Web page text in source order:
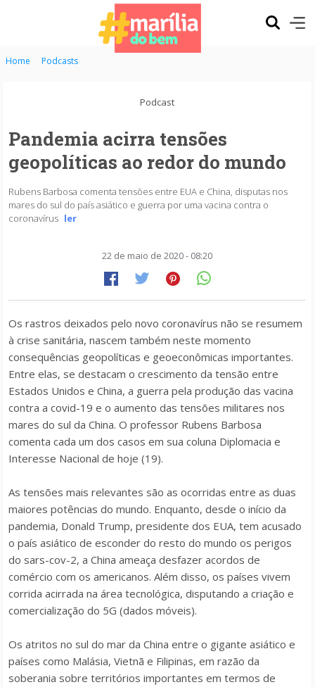
Home Podcasts
Podcast
Pandemia acirra tensões
geopolíticas ao redor do mundo
Rubens Barbosa comenta tensões entre EUA e China, disputas nos
mares do sul do país asiático e guerra por uma vacina contra o
coronavírus ler
22 de maio de 2020 - 08:20
Os rastros deixados pelo novo coronavírus não se resumem
à crise sanitária, nascem também neste momento
consequências geopolíticas e geoeconômicas importantes.
Entre elas, se destacam o crescimento da tensão entre
Estados Unidos e China, a guerra pela produção das vacina
contra a covid-19 e o aumento das tensões militares nos
mares do sul da China. O professor Rubens Barbosa
comenta cada um dos casos em sua coluna Diplomacia e
Interesse Nacional de hoje (19).
As tensões mais relevantes são as ocorridas entre as duas
maiores potências do mundo. Enquanto, desde o início da
pandemia, Donald Trump, presidente dos EUA, tem acusado
o país asiático de esconder do resto do mundo os perigos
do sars-cov-2, a China ameaça desfazer acordos de
comércio com os americanos. Além disso, os países vivem
corrida acirrada na área tecnológica, disputando a criação e
comercialização do 5G (dados móveis).
Os atritos no sul do mar da China entre o gigante asiático e
países como Malásia, Vietnã e Filipinas, em razão da
soberania sobre territórios importantes em termos de